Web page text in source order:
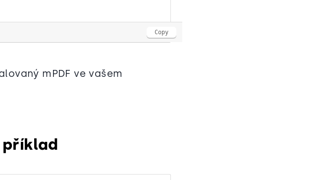
Copy
mPDF ve vašem
příklad